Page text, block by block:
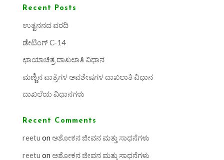
Recent Posts
ಉತ್ಖನನದ ವರದಿ
ಡೇಟಿಂಗ್ C-14
ಛಾಯಾಚಿತ್ರ ದಾಖಲಾತಿ ವಿಧಾನ
ಮಣ್ಣಿನ ಪಾತ್ರೆಗಳ ಅವಶೇಷಗಳ ದಾಖಲಾತಿ ವಿಧಾನ
ದಾಖಲೆಯ ವಿಧಾನಗಳು
Recent Comments
reetu on ಅಶೋಕನ ಜೀವನ ಮತ್ತು ಸಾಧನೆಗಳು
reetu on ಅಶೋಕನ ಜೀವನ ಮತ್ತು ಸಾಧನೆಗಳು